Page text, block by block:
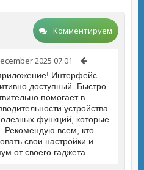
Комментируем
2025 07:01
Интерфейс
доступный. Быстро
помогает в
устройства.
функций, которые
Рекомендую всем, кто
свои настройки и
от своего гаджета.